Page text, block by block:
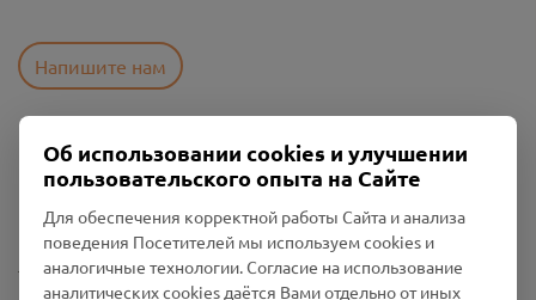
Напишите нам
Пользовательское соглашение
Политика конфиденциальности
Промо-материалы
Настройки cookies
Об использовании cookies и улучшении
пользовательского опыта на Сайте
Для обеспечения корректной работы Сайта и анализа
поведения Посетителей мы используем cookies и
аналогичные технологии. Согласие на использование
аналитических cookies даётся Вами отдельно от иных